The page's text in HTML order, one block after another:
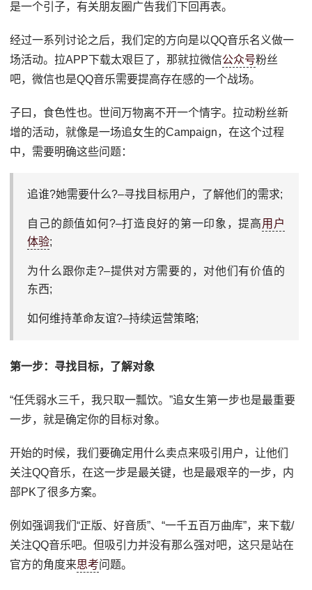
是一个引子，有关朋友圈广告我们下回再表。
经过一系列讨论之后，我们定的方向是以QQ音乐名义做一
场活动。拉APP下载太艰巨了，那就拉微信公众号粉丝
吧，微信也是QQ音乐需要提高存在感的一个战场。
子曰，食色性也。世间万物离不开一个情字。拉动粉丝新
增的活动，就像是一场追女生的Campaign，在这个过程
中，需要明确这些问题：
追谁?她需要什么?–寻找目标用户，了解他们的需求;
自己的颜值如何?–打造良好的第一印象，提高用户
体验;
为什么跟你走?–提供对方需要的，对他们有价值的
东西;
如何维持革命友谊?–持续运营策略;
第一步：寻找目标，了解对象
“任凭弱水三千，我只取一瓢饮。”追女生第一步也是最重要
一步，就是确定你的目标对象。
开始的时候，我们要确定用什么卖点来吸引用户，让他们
关注QQ音乐，在这一步是最关键，也是最艰辛的一步，内
部PK了很多方案。
例如强调我们“正版、好音质”、“一千五百万曲库”，来下载/
关注QQ音乐吧。但吸引力并没有那么强对吧，这只是站在
官方的角度来思考问题。